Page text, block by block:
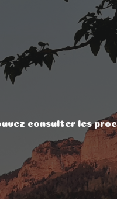
Skip to
consulter les